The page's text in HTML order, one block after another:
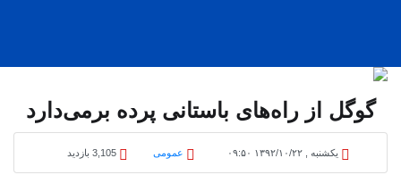
گوگل از راه‌های باستانی پرده برمی‌دارد
یکشنبه , ۱۳۹۲/۱۰/۲۲ ۰۹:۵۰ عمومی 3,105 بازدید